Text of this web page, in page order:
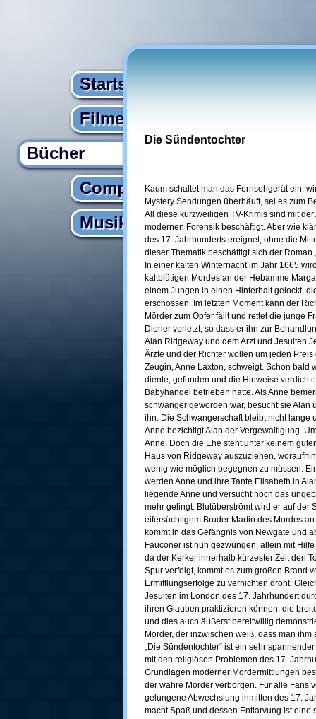
Startseite
Filme
Bücher
Computer
Musik
Die Sündentochter
Kaum schaltet man das Fernsehgerät ein,
Mystery Sendungen überhäuft, sei es zum
All diese kurzweiligen TV-Krimis sind mit
modernen Forensik beschäftigt. Aber wie
des 17. Jahrhunderts ereignet, ohne die
dieser Thematik beschäftigt sich der
In einer kalten Winternacht im Jahr 1665
kaltblütigen Mordes an der Hebamme
einem Jungen in einen Hinterhalt gelockt,
erschossen. Im letzten Moment kann der
Mörder zum Opfer fällt und rettet die junge
Diener verletzt, so dass er ihn zur
Alan Ridgeway und dem Arzt und Jesuiten
Ärzte und der Richter wollen um jeden
Zeugin, Anne Laxton, schweigt. Schon
diente, gefunden und die Hinweise
Babyhandel betrieben hatte. Als Anne
schwanger geworden war, besucht sie Alan
ihn. Die Schwangerschaft bleibt nicht lange
Anne bezichtigt Alan der Vergewaltigung.
Anne. Doch die Ehe steht unter keinem
Haus von Ridgeway auszuziehen,
wenig wie möglich begegnen zu müssen.
werden Anne und ihre Tante Elisabeth in
liegende Anne und versucht noch das
mehr gelingt. Blutüberströmt wird er auf der
eifersüchtigem Bruder Martin des Mordes
kommt in das Gefängnis von Newgate und
Fauconer ist nun gezwungen, allein mit
da der Kerker innerhalb kürzester Zeit den
Spur verfolgt, kommt es zum großen Brand
Ermittlungserfolge zu vernichten droht.
Jesuiten im London des 17. Jahrhundert
ihren Glauben praktizieren können, die
und dies auch äußerst bereitwillig
Mörder, der inzwischen weiß, dass man ihm
„Die Sündentochter“ ist ein sehr
mit den religiösen Problemen des 17.
Grundlagen moderner Mordermittlungen
der wahre Mörder verborgen. Für alle Fans
gelungene Abwechslung inmitten des 17.
macht Spaß und dessen Entlarvung ist